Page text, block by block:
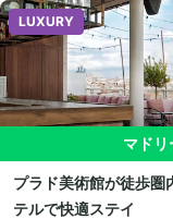
LUXURY
マド
プラド美術館が徒歩
テルで快適ステイ